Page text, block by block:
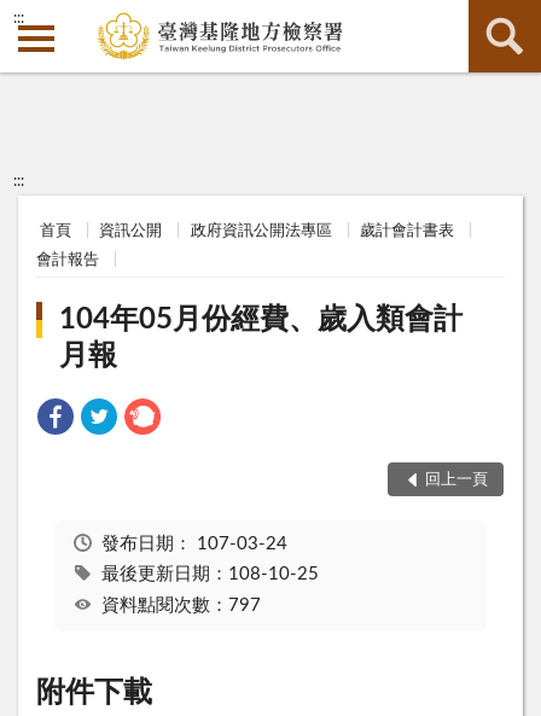
:::
:::
首頁 資訊公開 政府資訊公開法專區
歲計會計書表
會計報告
104年05月份經費、歲入類會計
月報
回上一頁
發布日期： 107-03-24
最後更新日期：108-10-25
資料點閱次數：797
附件下載